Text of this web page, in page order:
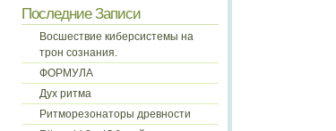
Последние Записи
Восшествие киберсистемы на
трон сознания.
ФОРМУЛА
Дух ритма
Ритморезонаторы древности